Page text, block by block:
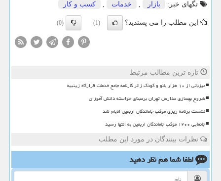
تگهای خبر:
بازار , خدمات , كسب و كار
این مطلب را می پسندید؟ (1)
(0)
تازه ترین مطالب مرتبط
میزبانی از ۱۰ هزار بانو و کودک زائر کارنامه جامع خدمات قرارگاه زینبیه
شروع بهسازی مدارس تهران برمبنای خواسته دانش آموزان
نشست برنامه ریزی موکب جاماندگان اربعین انجام شد
جانمایی ۱۲۰۰ موکب جاماندگان اربعین به انتها رسید
نظرات بینندگان در مورد این مطلب
لطفا شما همنظر دهید